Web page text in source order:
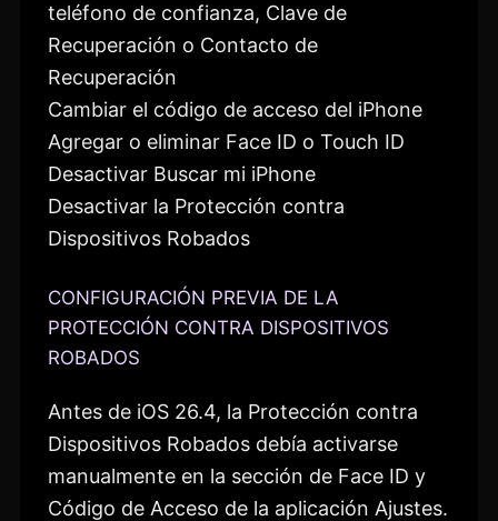
teléfono de confianza, Clave de
Recuperación o Contacto de
Recuperación
Cambiar el código de acceso del iPhone
Agregar o eliminar Face ID o Touch ID
Desactivar Buscar mi iPhone
Desactivar la Protección contra
Dispositivos Robados
CONFIGURACIÓN PREVIA DE LA
PROTECCIÓN CONTRA DISPOSITIVOS
ROBADOS
Antes de iOS 26.4, la Protección contra
Dispositivos Robados debía activarse
manualmente en la sección de Face ID y
Código de Acceso de la aplicación Ajustes.